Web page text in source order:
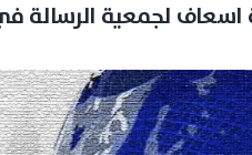
اسعاف لجمعية الرسالة